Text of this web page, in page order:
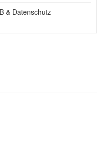
& Datenschutz